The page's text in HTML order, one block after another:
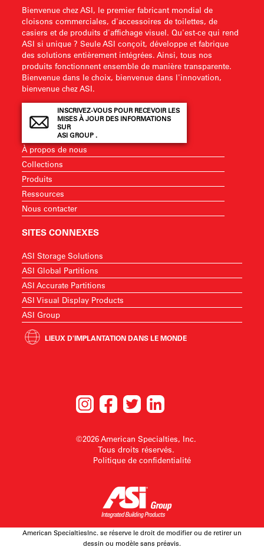
Bienvenue chez ASI, le premier fabricant mondial de
cloisons commerciales, d'accessoires de toilettes, de
casiers et de produits d'affichage visuel. Qu'est-ce qui rend
ASI si unique ? Seule ASI conçoit, développe et fabrique
des solutions entièrement intégrées. Ainsi, tous nos
produits fonctionnent ensemble de manière transparente.
Bienvenue dans le choix, bienvenue dans l'innovation,
bienvenue chez ASI.
INSCRIVEZ-VOUS POUR RECEVOIR LES
MISES À JOUR DES INFORMATIONS
SUR
ASI GROUP .
À propos de nous
Collections
Produits
Ressources
Nous contacter
SITES CONNEXES
ASI Storage Solutions
ASI Global Partitions
ASI Accurate Partitions
ASI Visual Display Products
ASI Group
LIEUX D'IMPLANTATION DANS LE MONDE
©2026 American Specialties, Inc.
Tous droits réservés.
Politique de confidentialité
American SpecialtiesInc. se réserve le droit de modifier ou de retirer un
dessin ou modèle sans préavis.